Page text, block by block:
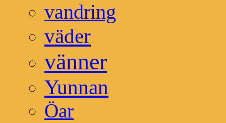
vandring
väder
vänner
Yunnan
Öar